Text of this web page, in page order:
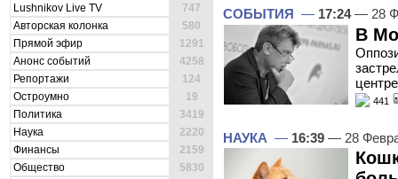
Lushnikov Live TV
747
Авторская колонка
580
Прямой эфир
1291
Анонс событий
4258
Репортажи
124
Остроумно
19
Политика
3419
Наука
2220
Финансы
2159
Общество
5830
СОБЫТИЯ — 17:24— 28
В
441
НАУКА — 16:39 — 28